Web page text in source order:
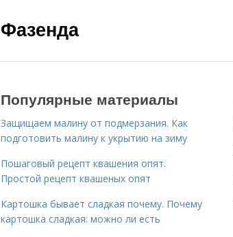
Фазенда
Популярные материалы
Защищаем малину от подмерзания. Как
подготовить малину к укрытию на зиму
Пошаговый рецепт квашения опят.
Простой рецепт квашеных опят
Картошка бывает сладкая почему. Почему
картошка сладкая: можно ли есть